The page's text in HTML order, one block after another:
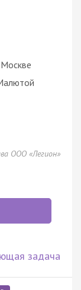
ООО «Легион»
задача